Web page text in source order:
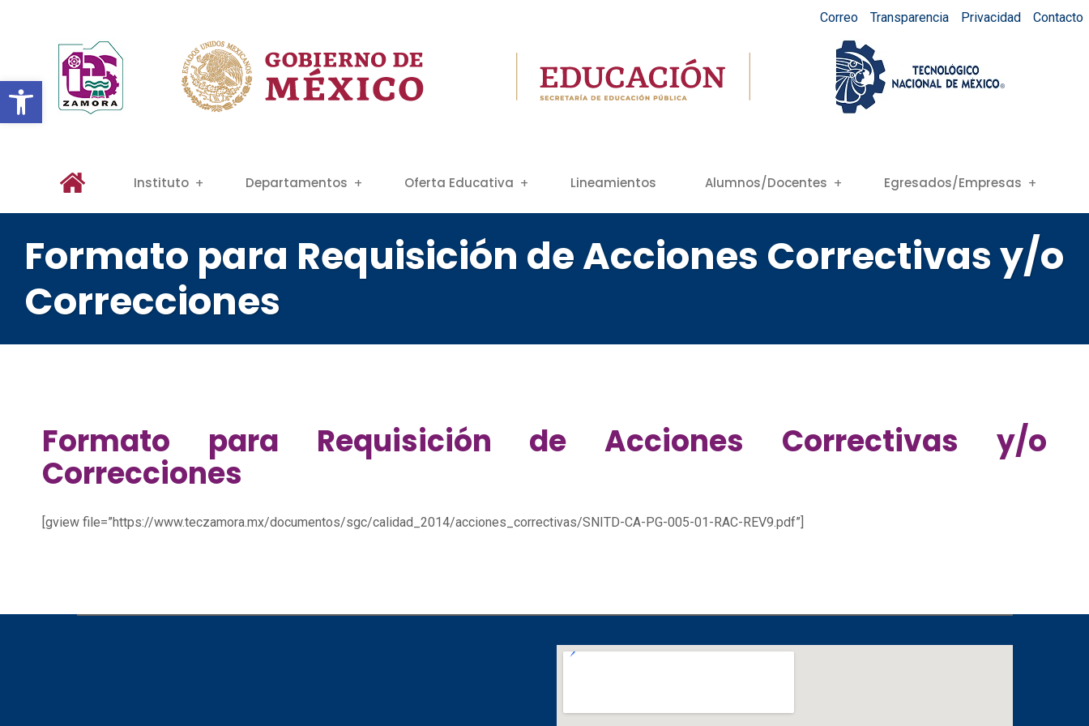
Abrir barra de herramientas
Correo Transparencia Privacidad Contacto
Instituto Departamentos Oferta Educativa Lineamientos Alumnos/Docentes Egresados/Empresas
Formato para Requisición de Acciones Correctivas y/o
Correcciones
Formato para Requisición de Acciones Correctivas y/o
Correcciones
[gview file=”https://www.teczamora.mx/documentos/sgc/calidad_2014/acciones_correctivas/SNITD-CA-PG-005-01-RAC-REV9.pdf”]